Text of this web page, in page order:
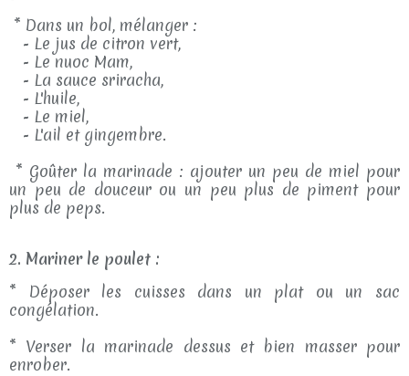
* Dans un bol, mélanger :
- Le jus de citron vert,
- Le nuoc Mam,
- La sauce sriracha,
- L'huile,
- Le miel,
- L'ail et gingembre.
* Goûter la marinade : ajouter un peu de miel pour
un peu de douceur ou un peu plus de piment pour
plus de peps.
2. Mariner le poulet :
* Déposer les cuisses dans un plat ou un sac
congélation.
* Verser la marinade dessus et bien masser pour
enrober.